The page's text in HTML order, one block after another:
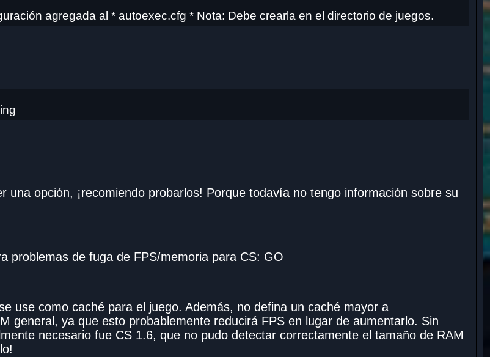
agregada al * autoexec.cfg * Nota: Debe crearla en el directorio de juegos.
una opción, ¡recomiendo probarlos! Porque todavía no tengo información sobre su
problemas de fuga de FPS/memoria para CS: GO
use como caché para el juego. Además, no defina un caché mayor a
general, ya que esto probablemente reducirá FPS en lugar de aumentarlo. Sin
necesario fue CS 1.6, que no pudo detectar correctamente el tamaño de RAM